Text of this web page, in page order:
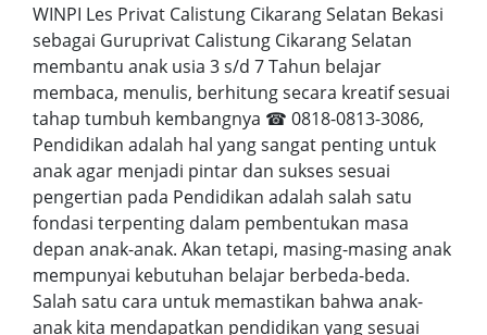
WINPI Les Privat Calistung Cikarang Selatan Bekasi
sebagai Guruprivat Calistung Cikarang Selatan
membantu anak usia 3 s/d 7 Tahun belajar
membaca, menulis, berhitung secara kreatif sesuai
tahap tumbuh kembangnya ☎ 0818-0813-3086,
Pendidikan adalah hal yang sangat penting untuk
anak agar menjadi pintar dan sukses sesuai
pengertian pada Pendidikan adalah salah satu
fondasi terpenting dalam pembentukan masa
depan anak-anak. Akan tetapi, masing-masing anak
mempunyai kebutuhan belajar berbeda-beda.
Salah satu cara untuk memastikan bahwa anak-
anak kita mendapatkan pendidikan yang sesuai